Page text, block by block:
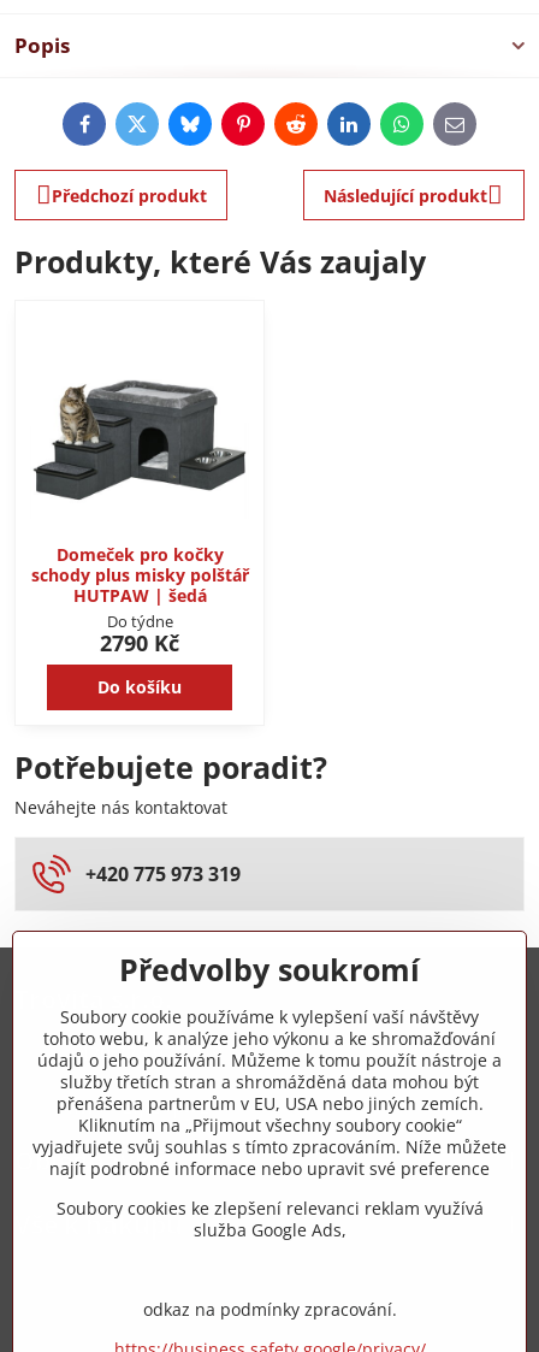
Popis
FacebookTwitterBlueskyPinterestRedditLinkedInWhatsApp
E-
mail
Předchozí produkt Následující produkt
Produkty, které Vás zaujaly
Domeček pro kočky
schody plus misky polštář
HUTPAW | šedá
Do týdne
2790 Kč
Do košíku
Potřebujete poradit?
Neváhejte nás kontaktovat
+420 775 973 319
+420 775 973 319
info​@zipzop​.cz
Objednávky
Vše k nákupu
Předvolby soukromí
Soubory cookie používáme k vylepšení vaší návštěvy
tohoto webu, k analýze jeho výkonu a ke shromažďování
údajů o jeho používání. Můžeme k tomu použít nástroje a
služby třetích stran a shromážděná data mohou být
přenášena partnerům v EU, USA nebo jiných zemích.
Kliknutím na „Přijmout všechny soubory cookie“
vyjadřujete svůj souhlas s tímto zpracováním. Níže můžete
najít podrobné informace nebo upravit své preference
Soubory cookies ke zlepšení relevanci reklam využívá
služba Google Ads,
odkaz na podmínky zpracování.